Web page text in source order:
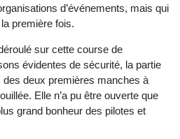
d’événements, mais qui
première fois.
sur cette course de
évidentes de sécurité, la partie
deux premières manches à
Elle n’a pu être ouverte que
grand bonheur des pilotes et